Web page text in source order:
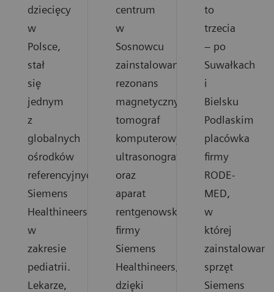
dziecięcy
w
Polsce,
stał
się
jednym
z
globalnych
ośrodków
referencyjnych
Siemens
Healthineers
w
zakresie
pediatrii.
Lekarze,
centrum
w
Sosnowcu
zainstalowano
rezonans
magnetyczny,
tomograf
komputerowy,
ultrasonograf
oraz
aparat
rentgenowski
firmy
Siemens
Healthineers,
dzięki
to
trzecia
– po
Suwałkach
i
Bielsku
Podlaskim
placówka
firmy
RODE-
MED,
w
której
zainstalowano
sprzęt
Siemens